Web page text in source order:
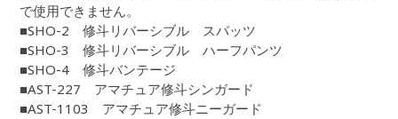
で使用できません。
■SHO-2 修斗リバーシブル スパッツ
■SHO-3 修斗リバーシブル ハーフパンツ
■SHO-4 修斗バンテージ
■AST-227 アマチュア修斗シンガード
■AST-1103 アマチュア修斗ニーガード